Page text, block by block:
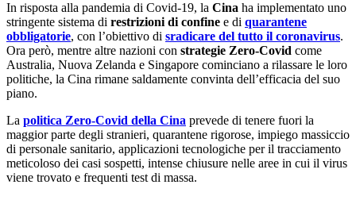
In risposta alla pandemia di Covid-19, la Cina ha implementato uno
stringente sistema di restrizioni di confine e di quarantene
obbligatorie, con l’obiettivo di sradicare del tutto il coronavirus.
Ora però, mentre altre nazioni con strategie Zero-Covid come
Australia, Nuova Zelanda e Singapore cominciano a rilassare le loro
politiche, la Cina rimane saldamente convinta dell’efficacia del suo
piano.
La politica Zero-Covid della Cina prevede di tenere fuori la
maggior parte degli stranieri, quarantene rigorose, impiego massiccio
di personale sanitario, applicazioni tecnologiche per il tracciamento
meticoloso dei casi sospetti, intense chiusure nelle aree in cui il virus
viene trovato e frequenti test di massa.